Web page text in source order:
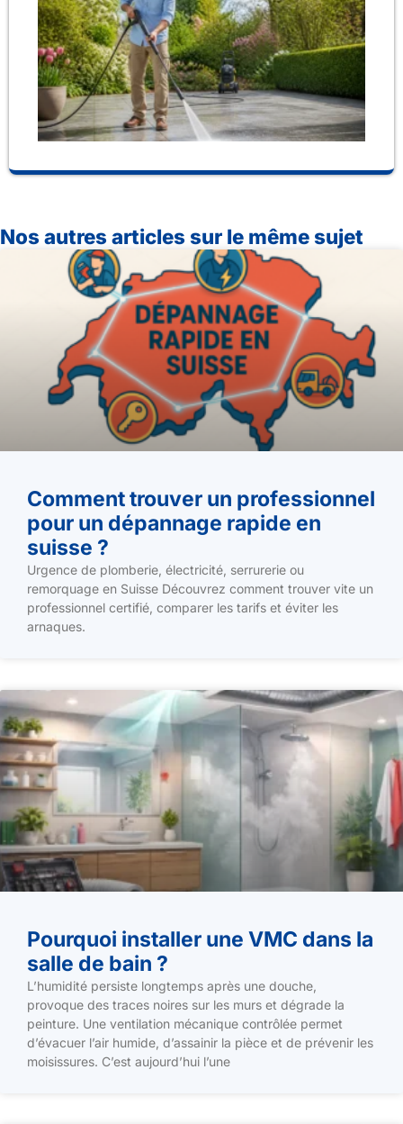
Nos autres articles sur le même sujet
Comment trouver un professionnel
pour un dépannage rapide en
suisse ?
Urgence de plomberie, électricité, serrurerie ou
remorquage en Suisse Découvrez comment trouver vite un
professionnel certifié, comparer les tarifs et éviter les
arnaques.
Pourquoi installer une VMC dans la
salle de bain ?
L’humidité persiste longtemps après une douche,
provoque des traces noires sur les murs et dégrade la
peinture. Une ventilation mécanique contrôlée permet
d’évacuer l’air humide, d’assainir la pièce et de prévenir les
moisissures. C’est aujourd’hui l’une